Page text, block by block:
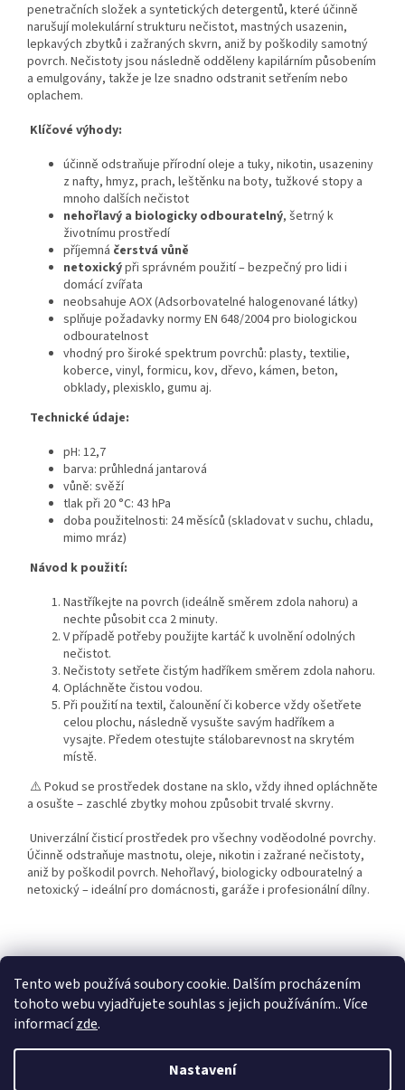
Tento web používá soubory cookie. Dalším procházením
tohoto webu vyjadřujete souhlas s jejich používáním.. Více
informacízde.
Nastavení
penetračních složek a syntetických detergentů, které účinně
narušují molekulární strukturu nečistot, mastných usazenin,
lepkavých zbytků i zažraných skvrn, aniž by poškodily samotný
povrch. Nečistoty jsou následně odděleny kapilárním působením
a emulgovány, takže je lze snadno odstranit setřením nebo
oplachem.
Klíčové výhody:
účinně odstraňuje přírodní oleje a tuky, nikotin, usazeniny
z nafty, hmyz, prach, leštěnku na boty, tužkové stopy a
mnoho dalších nečistot
nehořlavý a biologicky odbouratelný, šetrný k
životnímu prostředí
příjemná čerstvá vůně
netoxickýpři správném použití – bezpečný pro lidi i
domácí zvířata
neobsahuje AOX (Adsorbovatelné halogenované látky)
splňuje požadavky normy EN 648/2004 pro biologickou
odbouratelnost
vhodný pro široké spektrum povrchů: plasty, textilie,
koberce, vinyl, formicu, kov, dřevo, kámen, beton,
obklady, plexisklo, gumu aj.
Technické údaje:
pH: 12,7
barva: průhledná jantarová
vůně: svěží
tlak při 20 °C: 43 hPa
doba použitelnosti: 24 měsíců (skladovat v suchu, chladu,
mimo mráz)
Návod k použití:
Nastříkejte na povrch (ideálně směrem zdola nahoru) a
nechte působit cca 2 minuty.
V případě potřeby použijte kartáč k uvolnění odolných
nečistot.
Nečistoty setřete čistým hadříkem směrem zdola nahoru.
Opláchněte čistou vodou.
Při použití na textil, čalounění či koberce vždy ošetřete
celou plochu, následně vysušte savým hadříkem a
vysajte. Předem otestujte stálobarevnost na skrytém
místě.
⚠️ Pokud se prostředek dostane na sklo, vždy ihned opláchněte
a osušte – zaschlé zbytky mohou způsobit trvalé skvrny.
Univerzální čisticí prostředek pro všechny voděodolné povrchy.
Účinně odstraňuje mastnotu, oleje, nikotin i zažrané nečistoty,
aniž by poškodil povrch. Nehořlavý, biologicky odbouratelný a
netoxický – ideální pro domácnosti, garáže i profesionální dílny.
Z
KTL Statek ostružno Nejčastěji kladené dotazy
Vytvořil Shoptet